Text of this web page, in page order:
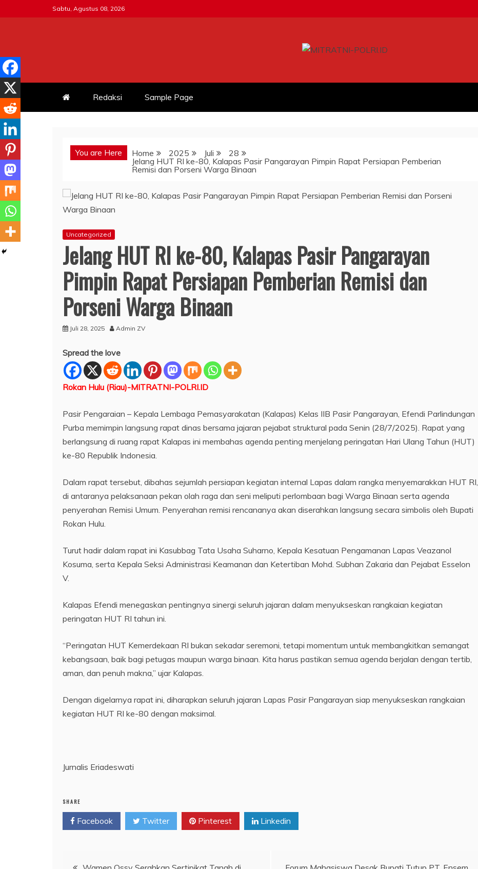
to
Sabtu, Agustus 08, 2026
Redaksi Sample Page
You are Here Home 2025 Juli
28
Jelang HUT RI ke-80, Kalapas Pasir Pangarayan Pimpin Rapat Persiapan Pemberian
Remisi dan Porseni Warga Binaan
Uncategorized
Jelang HUT RI ke-80, Kalapas Pasir Pangarayan
Pimpin Rapat Persiapan Pemberian Remisi dan
Porseni Warga Binaan
Juli 28, 2025 Admin ZV
Spread the love
Rokan Hulu (Riau)-MITRATNI-POLRI.ID
Pasir Pengaraian – Kepala Lembaga Pemasyarakatan (Kalapas) Kelas IIB Pasir Pangarayan, Efendi Parlindungan
Purba memimpin langsung rapat dinas bersama jajaran pejabat struktural pada Senin (28/7/2025). Rapat yang
berlangsung di ruang rapat Kalapas ini membahas agenda penting menjelang peringatan Hari Ulang Tahun (HUT)
ke-80 Republik Indonesia.
Dalam rapat tersebut, dibahas sejumlah persiapan kegiatan internal Lapas dalam rangka menyemarakkan HUT RI,
di antaranya pelaksanaan pekan olah raga dan seni meliputi perlombaan bagi Warga Binaan serta agenda
penyerahan Remisi Umum. Penyerahan remisi rencananya akan diserahkan langsung secara simbolis oleh Bupati
Rokan Hulu.
Turut hadir dalam rapat ini Kasubbag Tata Usaha Suharno, Kepala Kesatuan Pengamanan Lapas Veazanol
Kosuma, serta Kepala Seksi Administrasi Keamanan dan Ketertiban Mohd. Subhan Zakaria dan Pejabat Esselon
V.
Kalapas Efendi menegaskan pentingnya sinergi seluruh jajaran dalam menyukseskan rangkaian kegiatan
peringatan HUT RI tahun ini.
“Peringatan HUT Kemerdekaan RI bukan sekadar seremoni, tetapi momentum untuk membangkitkan semangat
kebangsaan, baik bagi petugas maupun warga binaan. Kita harus pastikan semua agenda berjalan dengan tertib,
aman, dan penuh makna,” ujar Kalapas.
Dengan digelarnya rapat ini, diharapkan seluruh jajaran Lapas Pasir Pangarayan siap menyukseskan rangkaian
kegiatan HUT RI ke-80 dengan maksimal.
Jurnalis Eriadeswati
SHARE
Facebook Twitter Pinterest Linkedin
Navigasi